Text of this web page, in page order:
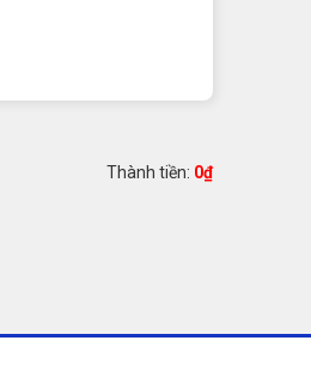
Thành tiền: 0₫